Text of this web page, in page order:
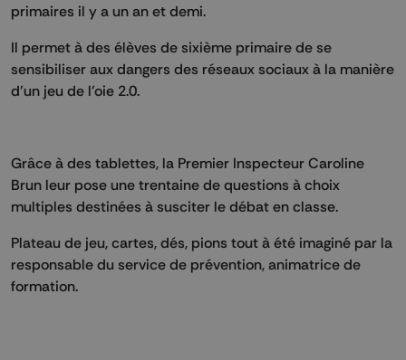
primaires il y a un an et demi.
Il permet à des élèves de sixième primaire de se
sensibiliser aux dangers des réseaux sociaux à la manière
d’un jeu de l’oie 2.0.
Grâce à des tablettes, la Premier Inspecteur Caroline
Brun leur pose une trentaine de questions à choix
multiples destinées à susciter le débat en classe.
Plateau de jeu, cartes, dés, pions tout à été imaginé par la
responsable du service de prévention, animatrice de
formation.